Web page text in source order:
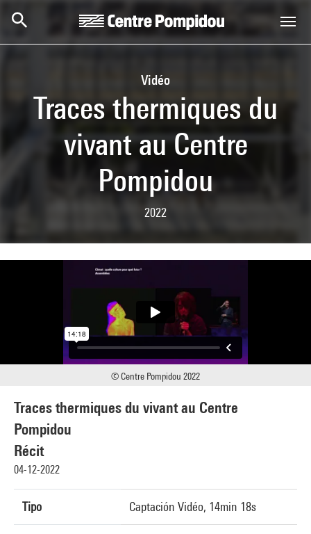
Vidéo
Traces thermiques du
vivant au Centre
Pompidou
2022
Traces thermiques du vivant au Centre
Pompidou
Récit
04-12-2022
Tipo Captación Vidéo, 14min 18s
© Centre Pompidou 2022